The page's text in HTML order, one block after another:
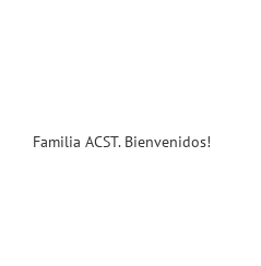
Familia ACST. Bienvenidos!